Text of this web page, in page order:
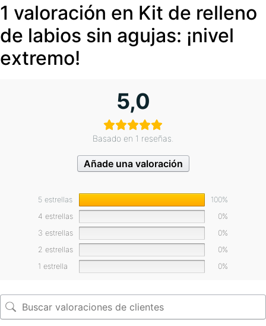
1 valoración en Kit de relleno
de labios sin agujas: ¡nivel
extremo!
5,0
Basado en 1 reseñas.
Añade una valoración
5 estrellas
100%
4 estrellas
0%
3 estrellas
0%
2 estrellas
0%
1 estrella
0%